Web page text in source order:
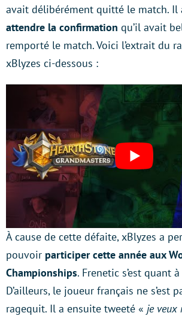
avait délibérément quitté le match. Il
attendre la confirmation qu’il avait
remporté le match. Voici l’extrait du
xBlyzes ci-dessous :
À cause de cette défaite, xBlyzes a
pouvoir participer cette année aux
Championships. Frenetic s’est quant
D’ailleurs, le joueur français ne s’est
ragequit. Il a ensuite tweeté « je veux